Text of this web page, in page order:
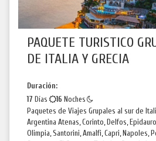
PAQUETE TURISTICO
DE ITALIA Y GRECIA
Duración:
17 Días 16 Noches
Paquetes de Viajes Grupales al sur de
Argentina Atenas, Corinto, Delfos,
Olimpia, Santorini, Amalfi, Capri, Napoles,